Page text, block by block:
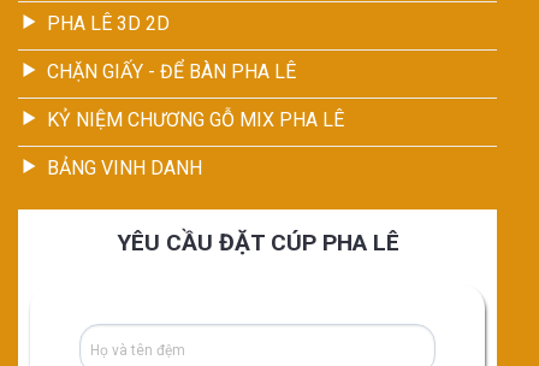
PHA LÊ 3D 2D
CHẶN GIẤY - ĐỂ BÀN PHA LÊ
KỶ NIỆM CHƯƠNG GỖ MIX PHA LÊ
BẢNG VINH DANH
YÊU CẦU ĐẶT CÚP PHA LÊ